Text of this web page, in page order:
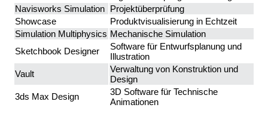
Navisworks Simulation
Projektüberprüfung
Showcase
Produktvisualisierung in Echtzeit
Simulation Multiphysics Mechanische Simulation
Sketchbook Designer
Software für Entwurfsplanung und
Illustration
Vault
Verwaltung von Konstruktion und
Design
3ds Max Design
3D Software für Technische
Animationen